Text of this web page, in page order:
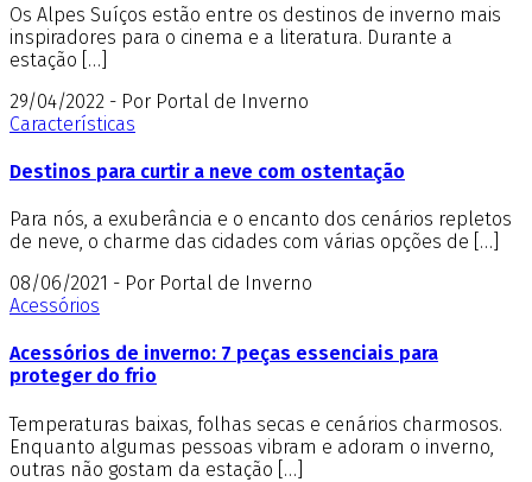
Os Alpes Suíços estão entre os destinos de inverno mais
inspiradores para o cinema e a literatura. Durante a
estação […]
29/04/2022 - Por Portal de Inverno
Características
Destinos para curtir a neve com ostentação
Para nós, a exuberância e o encanto dos cenários repletos
de neve, o charme das cidades com várias opções de […]
08/06/2021 - Por Portal de Inverno
Acessórios
Acessórios de inverno: 7 peças essenciais para
proteger do frio
Temperaturas baixas, folhas secas e cenários charmosos.
Enquanto algumas pessoas vibram e adoram o inverno,
outras não gostam da estação […]